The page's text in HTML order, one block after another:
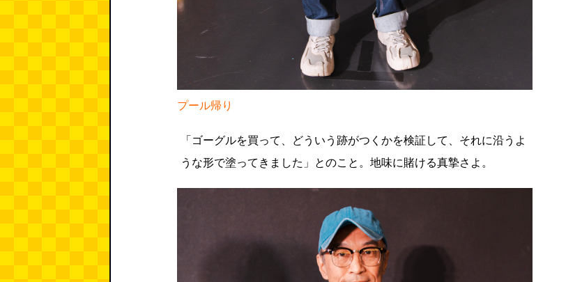
プール帰り
「ゴーグルを買って、どういう跡がつくかを検証して、それに沿うよ
うな形で塗ってきました」とのこと。地味に賭ける真摯さよ。